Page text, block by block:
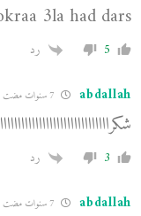
3la had dars
5 رد
abdallah
3 رد
abdallah